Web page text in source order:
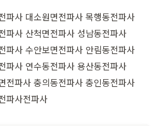
파사 대소원면전파사 목행동전파사
파사 산척면전파사 성남동전파사
파사 수안보면전파사 안림동전파사
파사 연수동전파사 용산동전파사
전파사 충의동전파사 충인동전파사
파사전파사